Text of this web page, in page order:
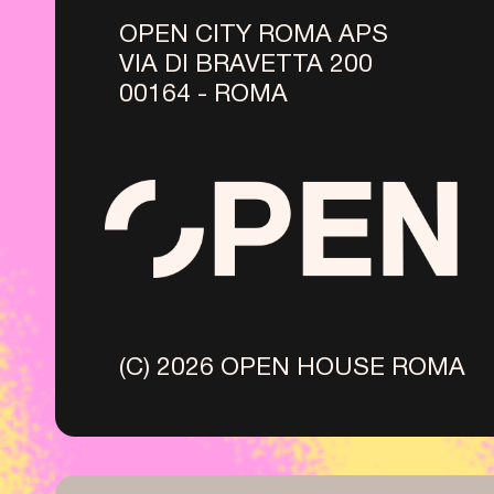
OPEN CITY ROMA APS
VIA DI BRAVETTA 200
00164 - ROMA
(C) 2026 OPEN HOUSE ROMA